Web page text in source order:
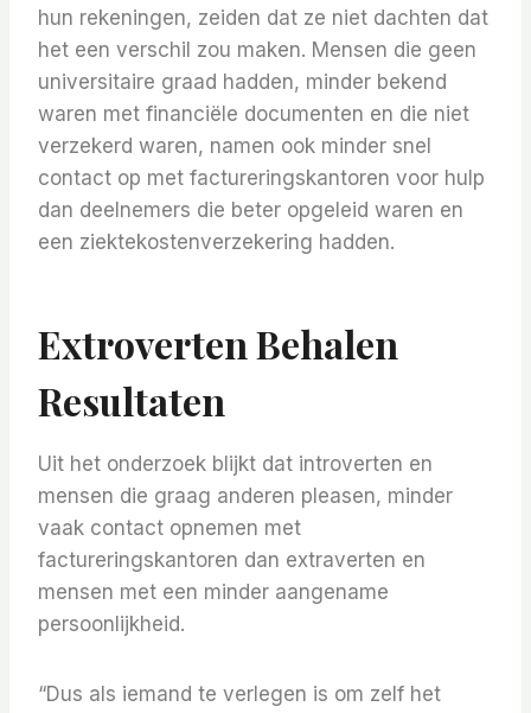
hun rekeningen, zeiden dat ze niet dachten dat
het een verschil zou maken. Mensen die geen
universitaire graad hadden, minder bekend
waren met financiële documenten en die niet
verzekerd waren, namen ook minder snel
contact op met factureringskantoren voor hulp
dan deelnemers die beter opgeleid waren en
een ziektekostenverzekering hadden.
Extroverten Behalen
Resultaten
Uit het onderzoek blijkt dat introverten en
mensen die graag anderen pleasen, minder
vaak contact opnemen met
factureringskantoren dan extraverten en
mensen met een minder aangename
persoonlijkheid.
“Dus als iemand te verlegen is om zelf het